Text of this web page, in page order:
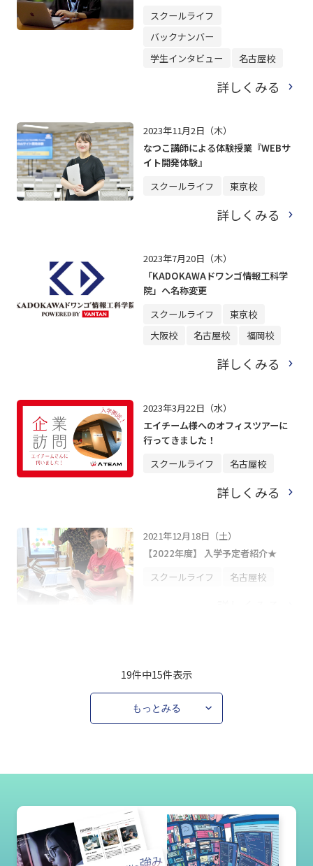
スクールライフ
バックナンバー
学生インタビュー
名古屋校
詳しくみる
2023年11月2日（木）
なつこ講師による体験授業『WEBサ
イト開発体験』
スクールライフ
東京校
詳しくみる
2023年7月20日（木）
「KADOKAWAドワンゴ情報工科学
院」へ名称変更
スクールライフ
東京校
大阪校
名古屋校 福岡校
詳しくみる
2023年3月22日（水）
エイチーム様へのオフィスツアーに
行ってきました！
スクールライフ
名古屋校
詳しくみる
2021年12月18日（土）
【2022年度】 入学予定者紹介★
スクールライフ
名古屋校
19件中15件表示
もっとみる